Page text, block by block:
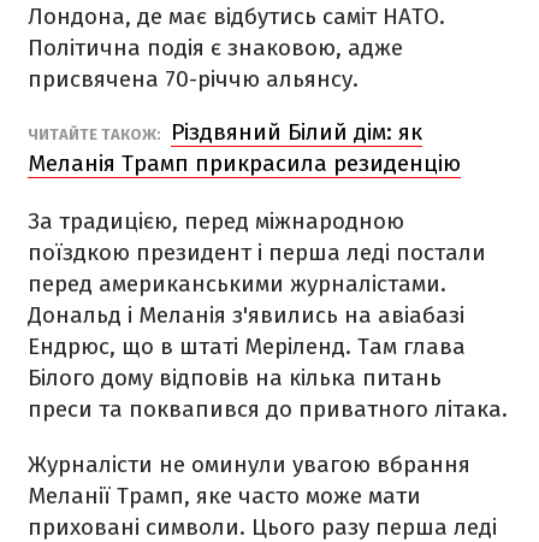
Лондона, де має відбутись саміт НАТО.
Політична подія є знаковою, адже
присвячена 70-річчю альянсу.
ЧИТАЙТЕ ТАКОЖ:
Різдвяний Білий дім: як
Меланія Трамп прикрасила резиденцію
За традицією, перед міжнародною
поїздкою президент і перша леді постали
перед американськими журналістами.
Дональд і Меланія з'явились на авіабазі
Ендрюс, що в штаті Меріленд. Там глава
Білого дому відповів на кілька питань
преси та поквапився до приватного літака.
Журналісти не оминули увагою вбрання
Меланії Трамп, яке часто може мати
приховані символи. Цього разу перша леді